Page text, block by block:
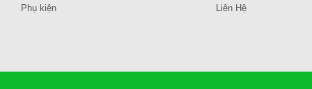
Phụ kiện
Liên Hệ